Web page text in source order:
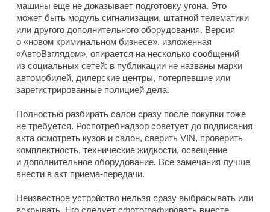
машины еще не доказывает подготовку угона. Это
может быть модуль сигнализации, штатной телематики
или другого дополнительного оборудования. Версия
о «новом криминальном бизнесе», изложенная
«АвтоВзглядом», опирается на несколько сообщений
из социальных сетей: в публикации не названы марки
автомобилей, дилерские центры, потерпевшие или
зарегистрированные полицией дела.
Полностью разбирать салон сразу после покупки тоже
не требуется. Роспотребнадзор советует до подписания
акта осмотреть кузов и салон, сверить VIN, проверить
комплектность, технические жидкости, освещение
и дополнительное оборудование. Все замечания лучше
внести в акт приема-передачи.
Неизвестное устройство нельзя сразу выбрасывать или